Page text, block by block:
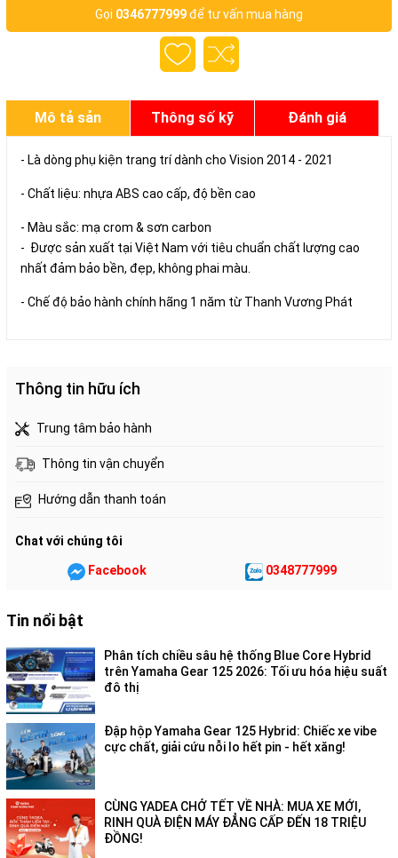
Gọi 0346777999để tư vấn mua hàng
Mô tả sản
phẩm
Thông số kỹ
thuật
Đánh giá
- Là dòng phụ kiện trang trí dành cho Vision 2014 - 2021
- Chất liệu: nhựa ABS cao cấp, độ bền cao
- Màu sắc: mạ crom & sơn carbon
- Được sản xuất tại Việt Nam với tiêu chuẩn chất lượng cao
nhất đảm bảo bền, đẹp, không phai màu.
- Chế độ bảo hành chính hãng 1 năm từ Thanh Vương Phát
Thông tin hữu ích
Trung tâm bảo hành
Thông tin vận chuyển
Hướng dẫn thanh toán
Chat với chúng tôi
Facebook 0348777999
Tin nổi bật
Phân tích chiều sâu hệ thống Blue Core Hybrid
trên Yamaha Gear 125 2026: Tối ưu hóa hiệu suất
đô thị
Đập hộp Yamaha Gear 125 Hybrid: Chiếc xe vibe
cực chất, giải cứu nỗi lo hết pin - hết xăng!
CÙNG YADEA CHỞ TẾT VỀ NHÀ: MUA XE MỚI,
RINH QUÀ ĐIỆN MÁY ĐẲNG CẤP ĐẾN 18 TRIỆU
ĐỒNG!